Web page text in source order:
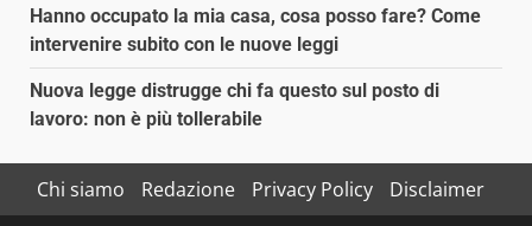
Hanno occupato la mia casa, cosa posso fare? Come
intervenire subito con le nuove leggi
Nuova legge distrugge chi fa questo sul posto di
lavoro: non è più tollerabile
Chi siamo Redazione Privacy Policy
Disclaimer